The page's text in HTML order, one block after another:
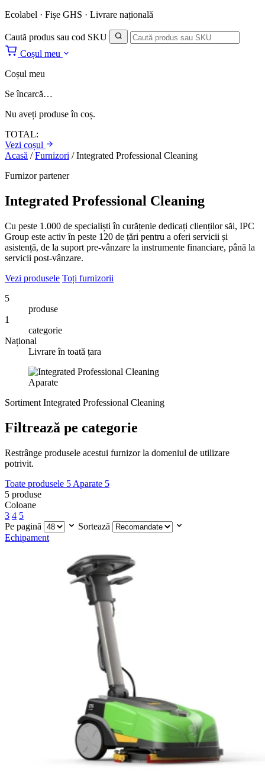
Ecolabel · Fișe GHS · Livrare națională
Caută produs sau cod SKU
Coșul meu
Coșul meu
Se încarcă…
Nu aveți produse în coș.
TOTAL:
Vezi coșul
Acasă / Furnizori / Integrated Professional Cleaning
Furnizor partener
Integrated Professional Cleaning
Cu peste 1.000 de specialiști în curățenie dedicați clienților săi, IPC
Group este activ în peste 120 de țări pentru a oferi servicii și
asistență, de la suport pre-vânzare la instrumente financiare, până la
servicii post-vânzare.
Vezi produsele Toți furnizorii
5
produse
1
categorie
Național
Livrare în toată țara
Aparate
Sortiment Integrated Professional Cleaning
Filtrează pe categorie
Restrânge produsele acestui furnizor la domeniul de utilizare
potrivit.
Toate produsele 5 Aparate 5
5 produse
Coloane
3 4 5
Pe pagină
Sortează
Echipament